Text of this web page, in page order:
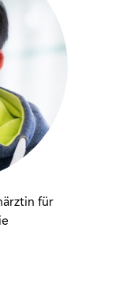
für